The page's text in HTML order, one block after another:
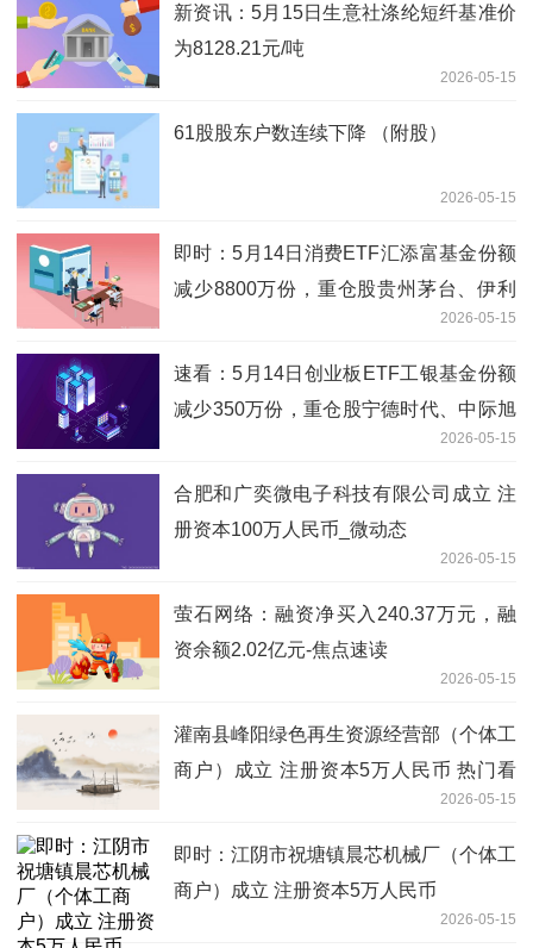
新资讯：5月15日生意社涤纶短纤基准价
为8128.21元/吨
2026-05-15
61股股东户数连续下降 （附股）
2026-05-15
即时：5月14日消费ETF汇添富基金份额
减少8800万份，重仓股贵州茅台、伊利
2026-05-15
速看：5月14日创业板ETF工银基金份额
减少350万份，重仓股宁德时代、中际旭
2026-05-15
合肥和广奕微电子科技有限公司成立 注
册资本100万人民币_微动态
2026-05-15
萤石网络：融资净买入240.37万元，融
资余额2.02亿元-焦点速读
2026-05-15
灌南县峰阳绿色再生资源经营部（个体工
商户）成立 注册资本5万人民币 热门看
2026-05-15
即时：江阴市祝塘镇晨芯机械厂（个体工
商户）成立 注册资本5万人民币
2026-05-15